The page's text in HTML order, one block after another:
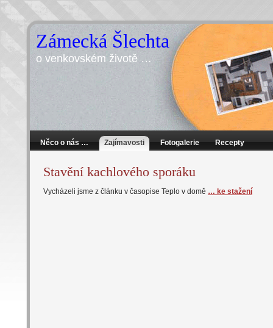
Zámecká Šlechta
o venkovském životě …
Něco o nás … Zajímavosti Fotogalerie Recepty
Stavění kachlového sporáku
Vycházeli jsme z článku v časopise Teplo v domě … ke stažení